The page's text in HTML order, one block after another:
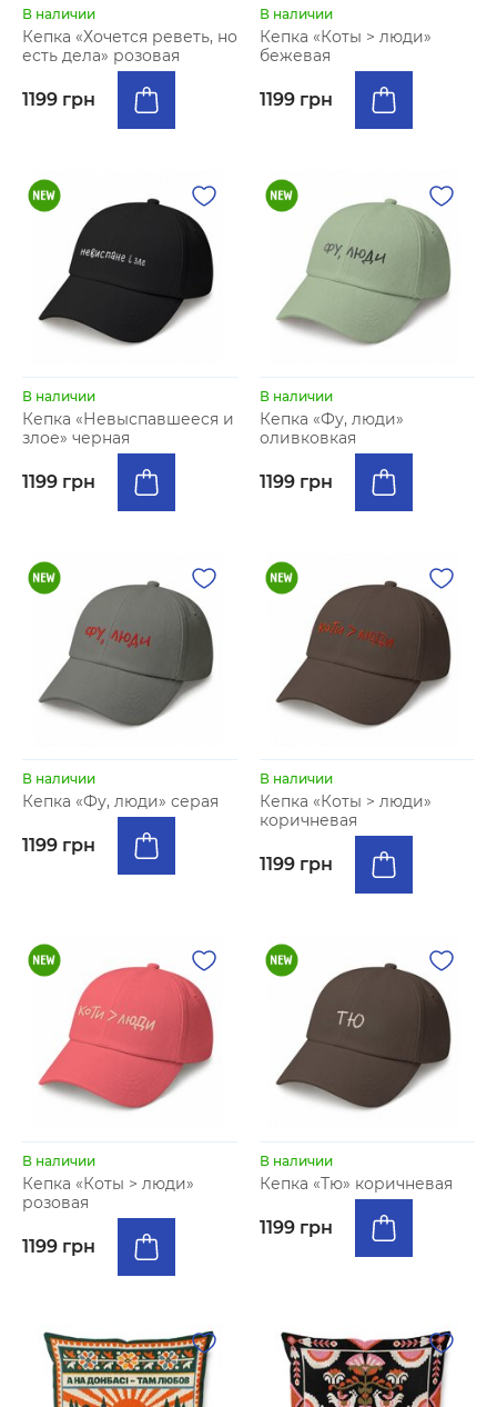
В наличии
Кепка «Хочется реветь, но
есть дела» розовая
1199 грн
В наличии
Кепка «Коты > люди»
бежевая
1199 грн
В наличии
Кепка «Невыспавшееся и
злое» черная
1199 грн
В наличии
Кепка «Фу, люди»
оливковкая
1199 грн
В наличии
Кепка «Фу, люди» серая
1199 грн
В наличии
Кепка «Коты > люди»
коричневая
1199 грн
В наличии
Кепка «Коты > люди»
розовая
1199 грн
В наличии
Кепка «Тю» коричневая
1199 грн